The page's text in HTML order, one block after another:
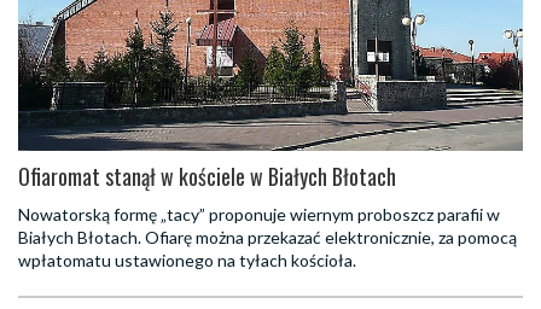
Ofiaromat stanął w kościele w Białych Błotach
Nowatorską formę „tacy” proponuje wiernym proboszcz parafii w
Białych Błotach. Ofiarę można przekazać elektronicznie, za pomocą
wpłatomatu ustawionego na tyłach kościoła.